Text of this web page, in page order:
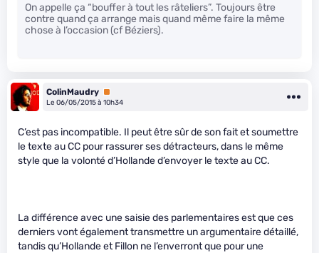
On appelle ça “bouffer à tout les râteliers”. Toujours être
contre quand ça arrange mais quand même faire la même
chose à l’occasion (cf Béziers).
ColinMaudry Premium
Le 06/05/2015 à 10h34
C’est pas incompatible. Il peut être sûr de son fait et soumettre
le texte au CC pour rassurer ses détracteurs, dans le même
style que la volonté d’Hollande d’envoyer le texte au CC.
La différence avec une saisie des parlementaires est que ces
derniers vont également transmettre un argumentaire détaillé,
tandis qu’Hollande et Fillon ne l’enverront que pour une